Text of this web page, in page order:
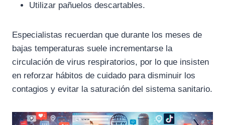
Utilizar pañuelos descartables.
Especialistas recuerdan que durante los meses de
bajas temperaturas suele incrementarse la
circulación de virus respiratorios, por lo que insisten
en reforzar hábitos de cuidado para disminuir los
contagios y evitar la saturación del sistema sanitario.